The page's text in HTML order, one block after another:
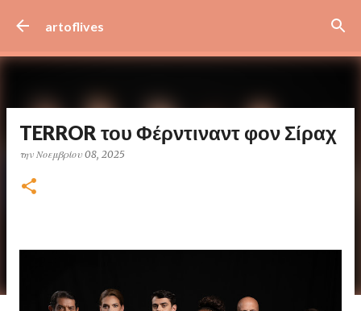
artoflives
TERROR του Φέρντιναντ φον Σίραχ
την Νοεμβρίου 08, 2025